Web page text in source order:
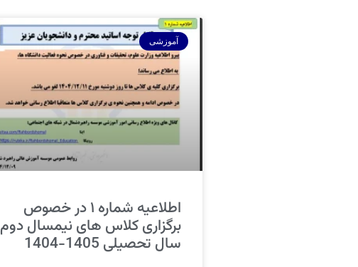
آموزشی
اطلاعیه شماره ۱ در خصوص
برگزاری کلاس های نیمسال دوم
سال تحصیلی 1405-1404